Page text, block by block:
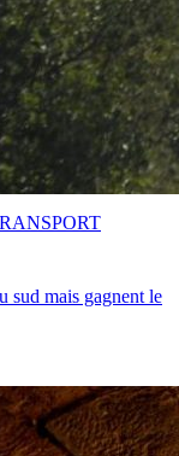
sud mais gagnent le